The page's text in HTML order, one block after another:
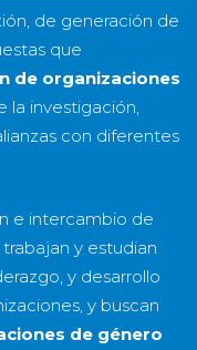
de generación de
que
de organizaciones
la investigación,
con diferentes
e intercambio de
y estudian
y desarrollo
y buscan
de género